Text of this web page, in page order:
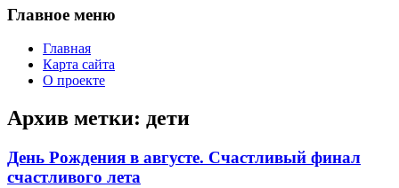
Главное меню
Главная
Карта сайта
О проекте
Архив метки: дети
День Рождения в августе. Счастливый финал
счастливого лета